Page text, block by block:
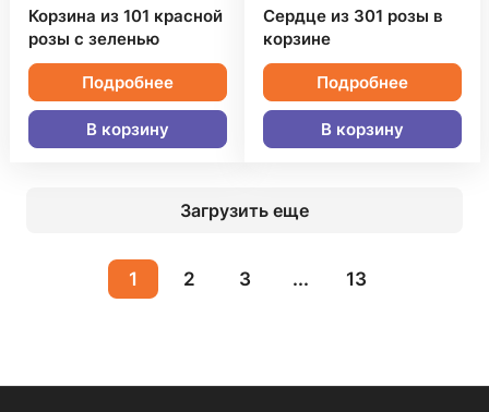
Корзина из 101 красной
розы с зеленью
Подробнее
В корзину
Сердце из 301 розы в
корзине
Подробнее
В корзину
Загрузить еще
1 2 3 ... 13